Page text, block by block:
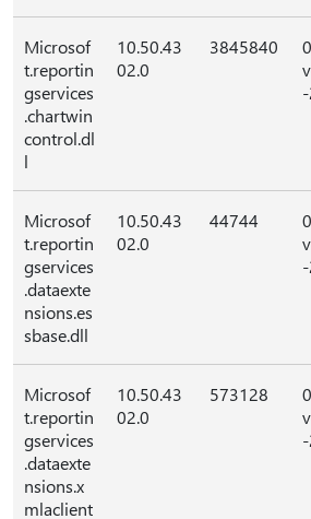
Microsof
t.reportin
gservices
.chartwin
control.dl
l
10.50.43
02.0
3845840
Microsof
t.reportin
gservices
.dataexte
nsions.es
sbase.dll
10.50.43
02.0
44744
Microsof
t.reportin
gservices
.dataexte
nsions.x
mlaclient
10.50.43
02.0
573128